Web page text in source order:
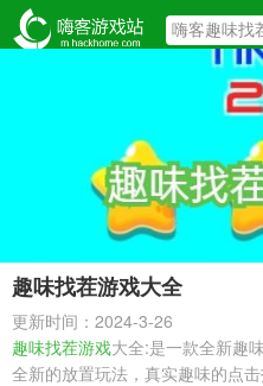
趣味找茬游戏大全
更新时间：2024-3-26
趣味找茬游戏大全:是一款全新趣
全新的放置玩法，真实趣味的点